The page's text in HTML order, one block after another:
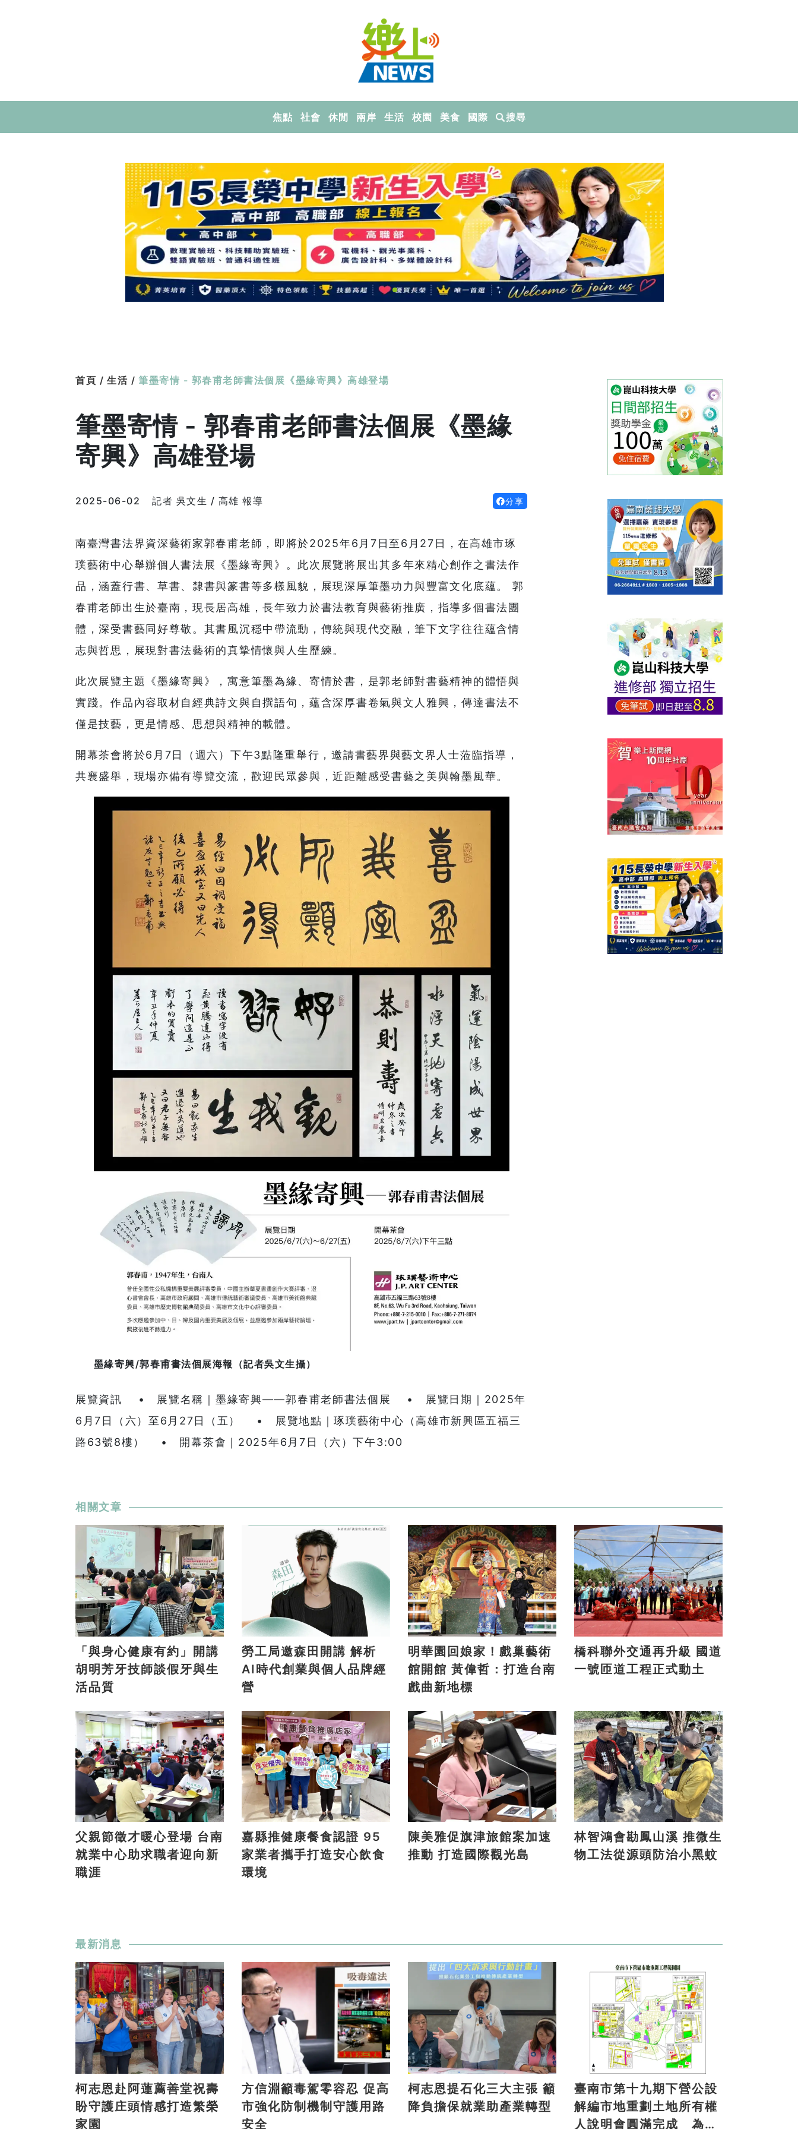
焦點 社會 休閒 兩岸 生活 校園 美食 國際 搜尋
首頁 / 生活 / 筆墨寄情 - 郭春甫老師書法個展《墨緣寄興》高雄登場
筆墨寄情 - 郭春甫老師書法個展《墨緣
寄興》高雄登場
2025-06-02 記者 吳文生 / 高雄 報導 分享
南臺灣書法界資深藝術家郭春甫老師，即將於2025年6月7日至6月27日，在高雄市琢
璞藝術中心舉辦個人書法展《墨緣寄興》。此次展覽將展出其多年來精心創作之書法作
品，涵蓋行書、草書、隸書與篆書等多樣風貌，展現深厚筆墨功力與豐富文化底蘊。 郭
春甫老師出生於臺南，現長居高雄，長年致力於書法教育與藝術推廣，指導多個書法團
體，深受書藝同好尊敬。其書風沉穩中帶流動，傳統與現代交融，筆下文字往往蘊含情
志與哲思，展現對書法藝術的真摯情懷與人生歷練。
此次展覽主題《墨緣寄興》，寓意筆墨為緣、寄情於書，是郭老師對書藝精神的體悟與
實踐。作品內容取材自經典詩文與自撰語句，蘊含深厚書卷氣與文人雅興，傳達書法不
僅是技藝，更是情感、思想與精神的載體。
開幕茶會將於6月7日（週六）下午3點隆重舉行，邀請書藝界與藝文界人士蒞臨指導，
共襄盛舉，現場亦備有導覽交流，歡迎民眾參與，近距離感受書藝之美與翰墨風華。
墨緣寄興/郭春甫書法個展海報（記者吳文生攝）
展覽資訊 • 展覽名稱｜墨緣寄興——郭春甫老師書法個展 • 展覽日期｜2025年
6月7日（六）至6月27日（五） • 展覽地點｜琢璞藝術中心（高雄市新興區五福三
路63號8樓） • 開幕茶會｜2025年6月7日（六）下午3:00
相關文章
「與身心健康有約」開講
胡明芳牙技師談假牙與生
活品質
勞工局邀森田開講 解析
AI時代創業與個人品牌經
營
明華園回娘家！戲巢藝術
館開館 黃偉哲：打造台南
戲曲新地標
橋科聯外交通再升級 國道
一號匝道工程正式動土
父親節徵才暖心登場 台南
就業中心助求職者迎向新
職涯
嘉縣推健康餐食認證 95
家業者攜手打造安心飲食
環境
陳美雅促旗津旅館案加速
推動 打造國際觀光島
林智鴻會勘鳳山溪 推微生
物工法從源頭防治小黑蚊
最新消息
柯志恩赴阿蓮薦善堂祝壽
盼守護庄頭情感打造繁榮
家園
方信淵籲毒駕零容忍 促高
市強化防制機制守護用路
安全
柯志恩提石化三大主張 籲
降負擔保就業助產業轉型
臺南市第十九期下營公設
解編市地重劃土地所有權
人說明會圓滿完成 為地